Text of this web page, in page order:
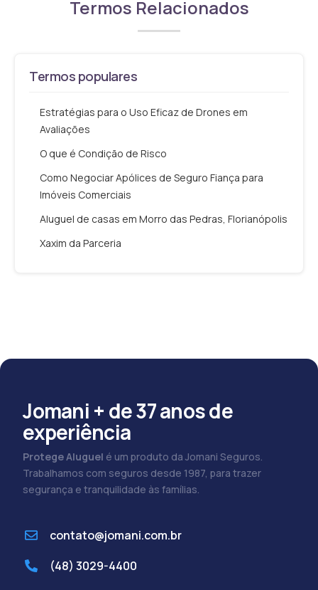
Termos Relacionados
Termos populares
Estratégias para o Uso Eficaz de Drones em
Avaliações
O que é Condição de Risco
Como Negociar Apólices de Seguro Fiança para
Imóveis Comerciais
Aluguel de casas em Morro das Pedras, Florianópolis
Xaxim da Parceria
Jomani + de 37 anos de
experiência
Protege Aluguel é um produto da Jomani Seguros.
Trabalhamos com seguros desde 1987, para trazer
segurança e tranquilidade às famílias.
contato@jomani.com.br
(48) 3029-4400